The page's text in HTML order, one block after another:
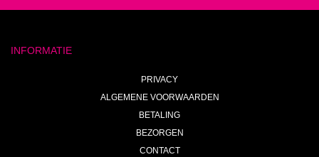
INFORMATIE
PRIVACY
ALGEMENE VOORWAARDEN
BETALING
BEZORGEN
CONTACT